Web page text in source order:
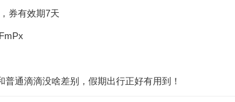
券有效期7天
普通滴滴没啥差别，假期出行正好有用到！